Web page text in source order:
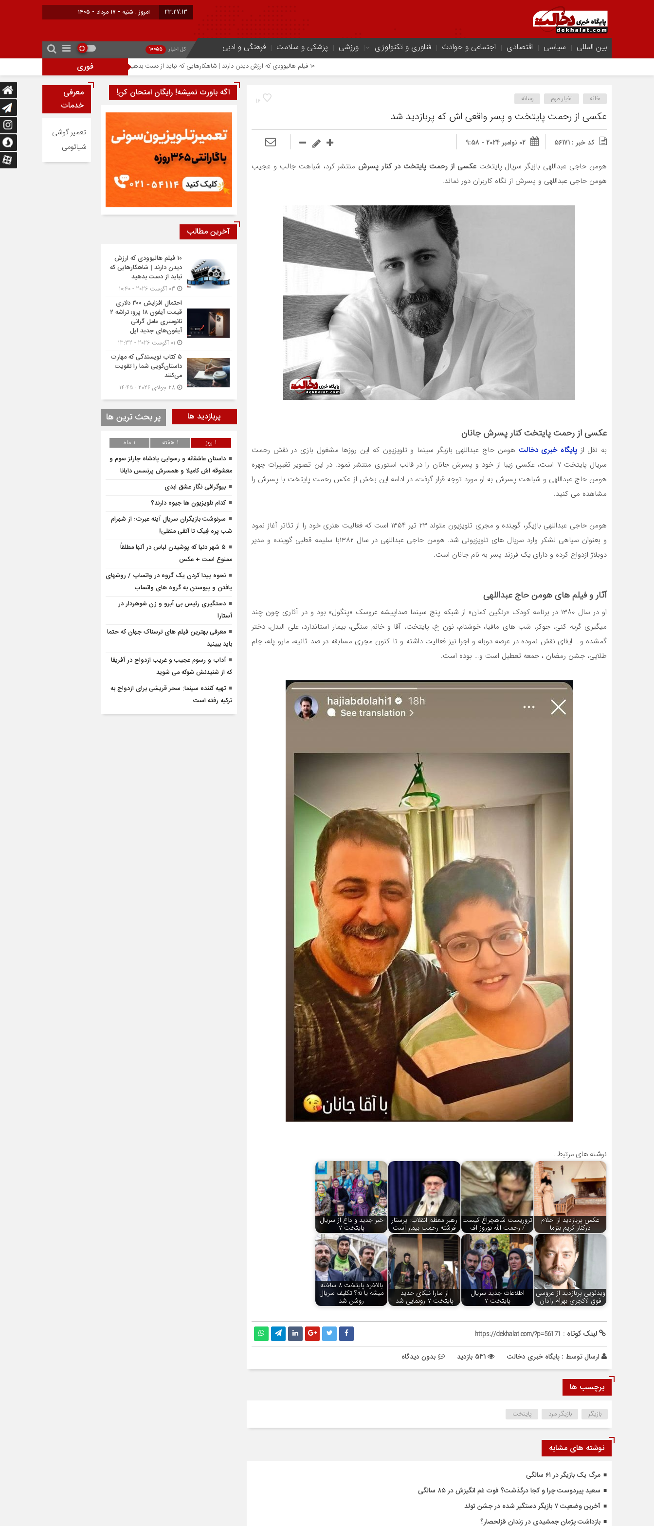
23:27:14 امروز : شنبه - ۱۷ مرداد - ۱۴۰۵
بین المللی سیاسی اقتصادی اجتماعی و حوادث فناوری و تکنولوژی ورزشی پزشکی و سلامت فرهنگی و ادبی کل اخبار 10055
فوری احتمال افزایش ۳۰۰ دلاری قیمت آیفون ۱۸ پرو؛ تراشه ۲ نانومتری عامل گرانی آیفون‌های جدید اپل
16 خانه اخبار مهم رسانه
عکسی از رحمت پایتخت و پسر واقعی اش که پربازدید شد
کد خبر : 56171 02 نوامبر 2024 - 9:58
هومن حاجی عبداللهی بازیگر سریال پایتختعکسی از رحمت پایتخت در کنار پسرش منتشر کرد، شباهت جالب و عجیب
هومن حاجی عبداللهی و پسرش از نگاه کاربران دور نماند.
عکسی از رحمت پایتخت کنار پسرش جانان
به نقل ازپایگاه خبری دخالت هومن حاج عبداللهی بازیگر سینما و تلویزیون که این روزها مشغول بازی در نقش رحمت
سریال پایتخت ۷ است، عکسی زیبا از خود و پسرش جانان را در قالب استوری منتشر نمود. در این تصویر تغییرات چهره
هومن حاج عبداللهی و شباهت پسرش به او مورد توجه قرار گرفت، در ادامه این بخش از عکس رحمت پایتخت با پسرش را
مشاهده می کنید.
هومن حاجی عبداللهی بازیگر، گوینده و مجری تلویزیون متولد ۲۳ تیر ۱۳۵۴ است که فعالیت هنری خود را از تئاتر آغاز نمود
و بعنوان سیاهی لشکر وارد سریال های تلویزیونی شد. هومن حاجی عبداللهی در سال ۱۳۸۲با سلیمه قطبی گوینده و مدیر
دوبلاژ ازدواج کرده و دارای یک فرزند پسر به نام جانان است.
آثار و فیلم های هومن حاج عبداللهی
او در سال ۱۳۸۰ در برنامه کودک «رنگین کمان» از شبکه پنج سینما صداپیشه عروسک «پنگول» بود و در آثاری چون چند
میگیری گریه کنی، جوکر، شب های مافیا، خوشنام، نون خ، پایتخت، آقا و خانم سنگی، بیمار استاندارد، علی البدل، دختر
گمشده و… ایفای نقش نموده در عرصه دوبله و اجرا نیز فعالیت داشته و تا کنون مجری مسابقه در صد ثانیه، مارو پله، جام
طلایی، جشن رمضان ، جمعه تعطیل است و… بوده است.
نوشته های مرتبط :
عکس پربازدید از احلام
درکنار کریم بنزما
تروریست شاهچراغ کیست
/ رحمت الله نوروز اف
رهبر معظم انقلاب: پرستار
فرشته رحمت بیمار است
خبر جدید و داغ از سریال
پایتخت 7
ویدئویی پربازدید از عروسی
فوق لاکچری بهرام رادان
اطلاعات جدید سریال
پایتخت 7
از سارا نیکای جدید
پایتخت 7 رونمایی شد
بالاخره پایتخت 8 ساخته
میشه یا نه؟ تکلیف سریال
روشن شد
لینک کوتاه : https://dekhalat.com/?p=56171
ارسال توسط : پایگاه خبری دخالت بدون دیدگاه
برچسب ها
بازیگر بازیگر مرد پایتخت
نوشته های مشابه
مرگ یک بازیگر در ۶۱ سالگی
سعید پیردوست چرا و کجا درگذشت؟ فوت غم انگیزش در ۸۵ سالگی
آخرین وضعیت ۷ بازیگر دستگیر شده در جشن تولد
بازداشت پژمان جمشیدی در زندان قزلحصار؟
اگه باورت نمیشه! رایگان امتحان کن!
آخرین مطالب
۱۰ فیلم هالیوودی که ارزش
دیدن دارند | شاهکارهایی که
نباید از دست بدهید
احتمال افزایش ۳۰۰ دلاری
قیمت آیفون ۱۸ پرو؛ تراشه ۲
نانومتری عامل گرانی
آیفون‌های جدید اپل
۵ کتاب نویسندگی که مهارت
داستان‌گویی شما را تقویت
می‌کنند
پربازدید ها پر بحث ترین ها
1 روز 1 هفته 1 ماه
داستان عاشقانه و رسوایی پادشاه چارلز سوم و
معشوقه اش کامیلا و همسرش پرنسس دایانا
بیوگرافی نگار عشق ابدی
کدام تلویزیون ها جیوه دارند؟
سرنوشت بازیگران سریال آینه عبرت: از شهرام
شب‌ پره فِیک تا آتقی منقلی!
۵ شهر دنیا که پوشیدن لباس در آنها مطلقاً
ممنوع است + عکس
نحوه پیدا کردن یک گروه در واتساپ / روشهای
یافتن و پیوستن به گروه های واتساپ
دستگیری رئیس بی آبرو و زن شوهردار در
آستارا
معرفی بهترین فیلم های ترسناک جهان که حتما
باید ببینید
آداب و رسوم عجیب و غریب ازدواج در آفریقا
که از شنیدنش شوکه می شوید
تهیه کننده سینما: سحر قریشی برای ازدواج به
ترکیه رفته است
معرفی
خدمات
تعمیر گوشی
شیائومی